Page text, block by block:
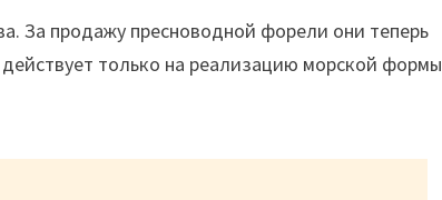
За продажу пресноводной форели они теперь
действует только на реализацию морской формы